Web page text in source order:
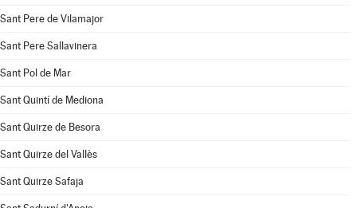
Sant Pere de Vilamajor
Sant Pere Sallavinera
Sant Pol de Mar
Sant Quintí de Mediona
Sant Quirze de Besora
Sant Quirze del Vallès
Sant Quirze Safaja